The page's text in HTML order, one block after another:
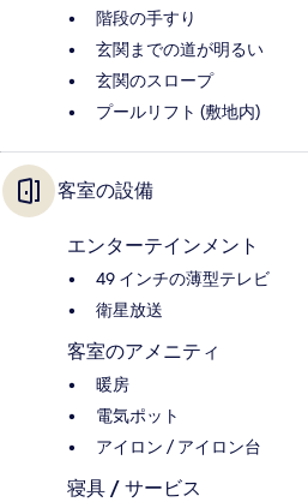
階段の手すり
玄関までの道が明るい
玄関のスロープ
プールリフト (敷地内)
客室の設備
エンターテインメント
49 インチの薄型テレビ
衛星放送
客室のアメニティ
暖房
電気ポット
アイロン / アイロン台
寝具 / サービス